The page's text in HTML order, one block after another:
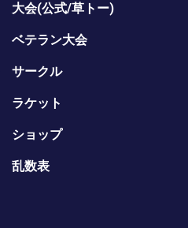
大会(公式/草トー)
ベテラン大会
サークル
ラケット
ショップ
乱数表